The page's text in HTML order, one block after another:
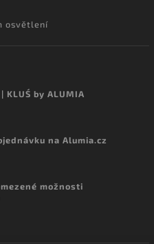
osvětlení
| KLUŚ by ALUMIA
na Alumia.cz
možnosti